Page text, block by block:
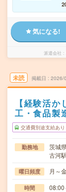
気になる!
派遣会社
未読 掲載日 2026/
【経験活
工・食品製
交通費別途支給あり
勤務地
茨城
古河
曜日頻度 月～
時間 08:00